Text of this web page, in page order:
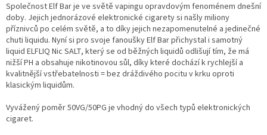
Společnost Elf Bar je ve světě vapingu opravdovým fenoménem dnešní
doby. Jejich jednorázové elektronické cigarety si našly miliony
příznivců po celém světě, a to díky jejich nezapomenutelné a jedinečné
chuti liquidu. Nyní si pro svoje fanoušky Elf Bar přichystal i samotný
liquid ELFLIQ Nic SALT, který se od běžných liquidů odlišují tím, že má
nižší PH a obsahuje nikotinovou sůl, díky které dochází k rychlejší a
kvalitnější vstřebatelnosti = bez dráždivého pocitu v krku oproti
klasickým liquidům.
Vyvážený poměr 50VG/50PG je vhodný do všech typů elektronických
cigaret.